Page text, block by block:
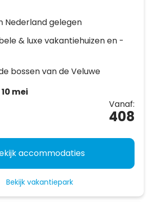
Nederland gelegen
& luxe vakantiehuizen en -
bossen van de Veluwe
mei
Vanaf:
408
accommodaties
Bekijk vakantiepark